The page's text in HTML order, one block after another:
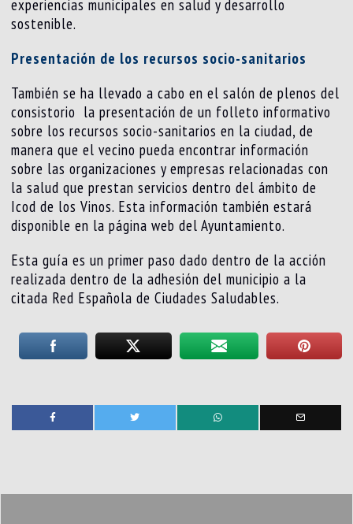
experiencias municipales en salud y desarrollo
sostenible.
Presentación de los recursos socio-sanitarios
También se ha llevado a cabo en el salón de plenos del
consistorio la presentación de un folleto informativo
sobre los recursos socio-sanitarios en la ciudad, de
manera que el vecino pueda encontrar información
sobre las organizaciones y empresas relacionadas con
la salud que prestan servicios dentro del ámbito de
Icod de los Vinos. Esta información también estará
disponible en la página web del Ayuntamiento.
Esta guía es un primer paso dado dentro de la acción
realizada dentro de la adhesión del municipio a la
citada Red Española de Ciudades Saludables.